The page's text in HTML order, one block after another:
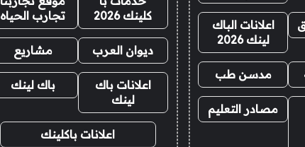
اعلانات الباك
لينك 2026
مدسن طب
مصادر التعليم
كلينك 2026
تجارب الحياه
ديوان العرب مشاريع
اعلانات باك
لينك
باك لينك
اعلانات باكلينك